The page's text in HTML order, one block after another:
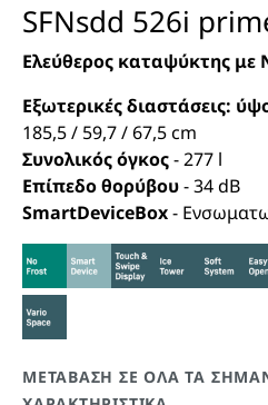
SFNsdd 526i
Ελεύθερος καταψύκτης με
Εξωτερικές διαστάσεις:
185,5 / 59,7 / 67,5cm
Συνολικός όγκος-277 l
Επίπεδο θορύβου-34dB
SmartDeviceBox-